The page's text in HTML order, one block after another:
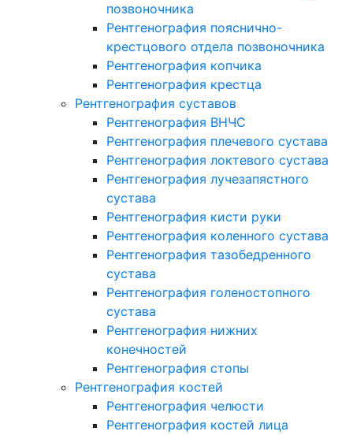
позвоночника
Рентгенография пояснично-
крестцового отдела позвоночника
Рентгенография копчика
Рентгенография крестца
Рентгенография суставов
Рентгенография ВНЧС
Рентгенография плечевого сустава
Рентгенография локтевого сустава
Рентгенография лучезапястного
сустава
Рентгенография кисти руки
Рентгенография коленного сустава
Рентгенография тазобедренного
сустава
Рентгенография голеностопного
сустава
Рентгенография нижних
конечностей
Рентгенография стопы
Рентгенография костей
Рентгенография челюсти
Рентгенография костей лица